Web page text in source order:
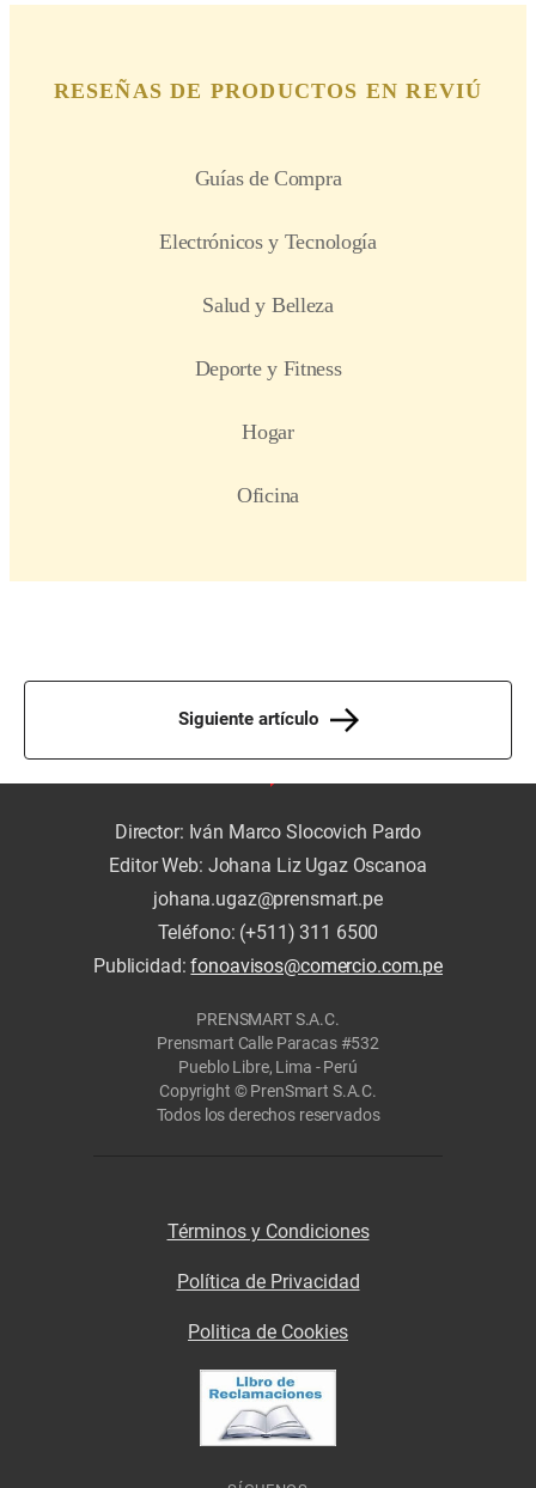
Siguiente artículo
Director: Iván Marco Slocovich Pardo
Editor Web: Johana Liz Ugaz Oscanoa
johana.ugaz@prensmart.pe
Teléfono: (+511) 311 6500
Publicidad:fonoavisos@comercio.com.pe
PRENSMART S.A.C.
Prensmart Calle Paracas #532
Pueblo Libre, Lima - Perú
Copyright © PrenSmart S.A.C.
Todos los derechos reservados
Términos y Condiciones
Política de Privacidad
Politica de Cookies